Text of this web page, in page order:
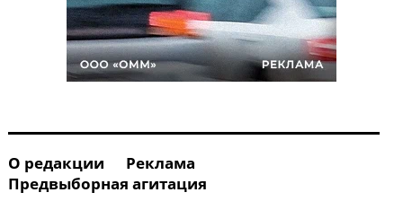
О редакции
Реклама
Предвыборная агитация